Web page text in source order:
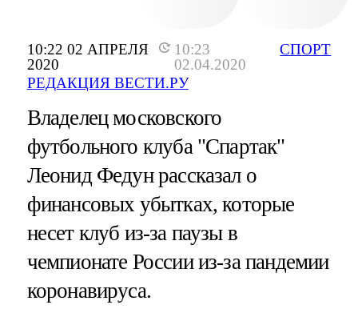
10:22 02 АПРЕЛЯ
2020
10:23
02.04.2020
РЕДАКЦИЯ ВЕСТИ.РУ
СПОРТ
Владелец московского
футбольного клуба "Спартак"
Леонид Федун рассказал о
финансовых убытках, которые
несет клуб из-за паузы в
чемпионате России из-за пандемии
коронавируса.